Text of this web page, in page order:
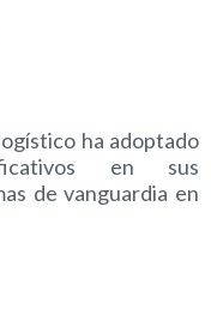
ha adoptado
en sus
de vanguardia en